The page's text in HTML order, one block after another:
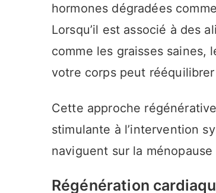
hormones dégradées
Lorsqu’il est associé à des
comme les graisses saines,
votre corps peut
Cette approche
stimulante à l’intervention
naviguent sur la
Régénération